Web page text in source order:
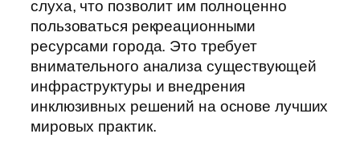
слуха, что позволит им полноценно
пользоваться рекреационными
ресурсами города. Это требует
внимательного анализа существующей
инфраструктуры и внедрения
инклюзивных решений на основе лучших
мировых практик.